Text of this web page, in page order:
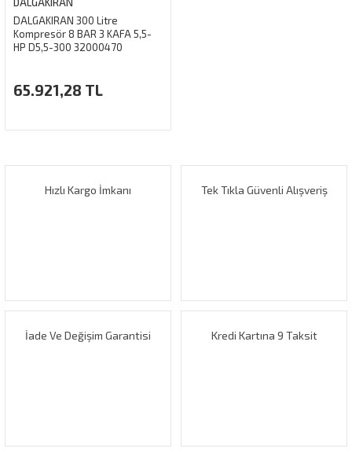
DALGAKIRAN 300 Litre
Kompresör 8 BAR 3 KAFA 5,5-
HP D5,5-300 32000470
65.921,28 TL
Hızlı Kargo İmkanı Tek Tıkla Güvenli Alışveriş
İade Ve Değişim Garantisi Kredi Kartına 9 Taksit